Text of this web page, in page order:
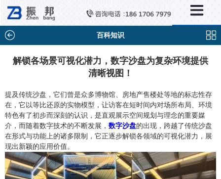
百科知识
解锁各场景可视化潜力，数字沙盘为复杂环境提供
清晰视图！
提及传统沙盘，它们曾是众多博物馆、房地产售楼处等地的标志性存
在，它以等比还原的实物模型，让访客在短时间内对场所布局、环境
特色有了初步而深刻的认识，是直观展示空间规划与理念的重要媒
介，而随着数字技术的不断发展， 数字沙盘的出现，跨越了传统沙盘
在形式与功能上的诸多限制，它正逐步解锁各领域的可视化潜力，展
现出新颖的应用价值。
新闻中心
×
行业新闻
媒体视点
问题解答
百科知识